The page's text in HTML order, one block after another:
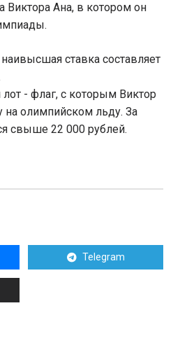
Виктора Ана, в котором он
ставка составляет
- флаг, с которым Виктор
на олимпийском льду. За
свыше 22 000 рублей.
Telegram